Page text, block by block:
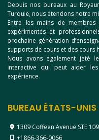
Depuis nos bureaux au
Turquie, nous étendons notre
Entre les mains de membres
expérimentés et
prochaine génération
supports de cours et des cours
Nous avons également jeté
interactive qui peut aider
expérience.
BUREAU ÉTATS-UNIS
1309 Coffeen Avenue STE
+1866-366-0066